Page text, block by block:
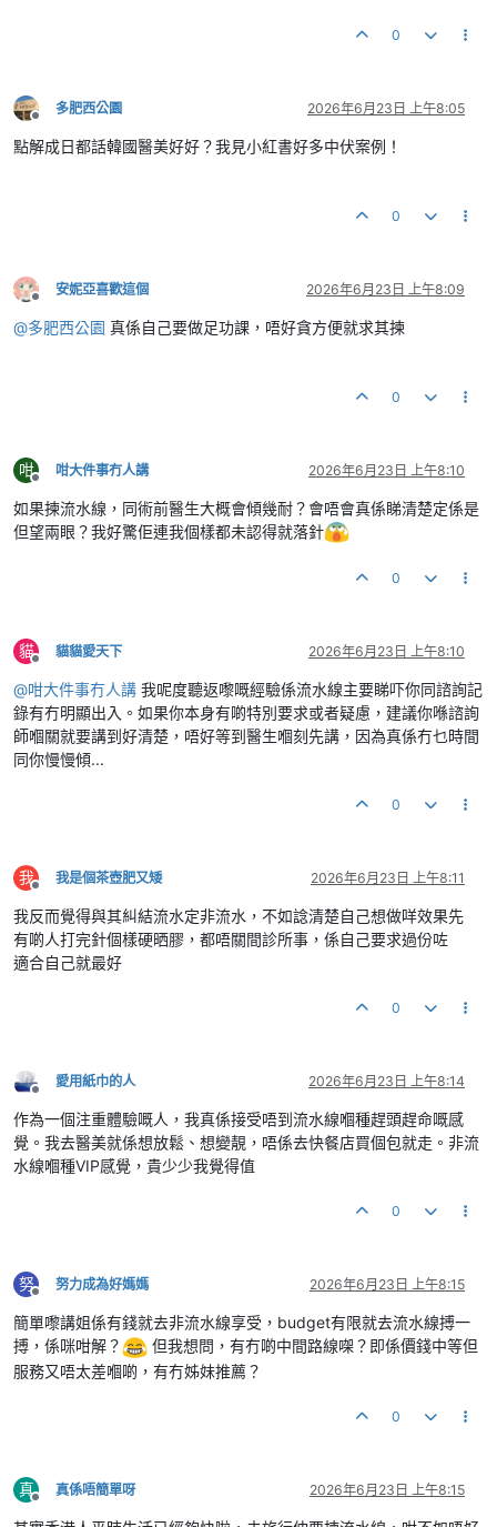
0
離線
多肥西公園 2026年6月23日 上午8:05
點解成日都話韓國醫美好好？我見小紅書好多中伏案例！
0
離線
安妮亞喜歡這個 2026年6月23日 上午8:09
@多肥西公園 真係自己要做足功課，唔好貪方便就求其揀
0
咁
離線
咁大件事冇人講 2026年6月23日 上午8:10
如果揀流水線，同術前醫生大概會傾幾耐？會唔會真係睇清楚定係是
但望兩眼？我好驚佢連我個樣都未認得就落針
0
貓
離線
貓貓愛天下 2026年6月23日 上午8:10
@咁大件事冇人講 我呢度聽返嚟嘅經驗係流水線主要睇吓你同諮詢記
錄有冇明顯出入。如果你本身有啲特別要求或者疑慮，建議你喺諮詢
師嗰關就要講到好清楚，唔好等到醫生嗰刻先講，因為真係冇乜時間
同你慢慢傾...
0
我
離線
我是個茶壺肥又矮 2026年6月23日 上午8:11
我反而覺得與其糾結流水定非流水，不如諗清楚自己想做咩效果先
有啲人打完針個樣硬晒膠，都唔關間診所事，係自己要求過份咗
適合自己就最好
0
離線
愛用紙巾的人 2026年6月23日 上午8:14
作為一個注重體驗嘅人，我真係接受唔到流水線嗰種趕頭趕命嘅感
覺。我去醫美就係想放鬆、想變靚，唔係去快餐店買個包就走。非流
水線嗰種VIP感覺，貴少少我覺得值
0
努
離線
努力成為好媽媽 2026年6月23日 上午8:15
簡單嚟講姐係有錢就去非流水線享受，budget有限就去流水線搏一
搏，係咪咁解？
但我想問，有冇啲中間路線㗎？即係價錢中等但
服務又唔太差嗰啲，有冇姊妹推薦？
0
真
離線
真係唔簡單呀 2026年6月23日 上午8:15